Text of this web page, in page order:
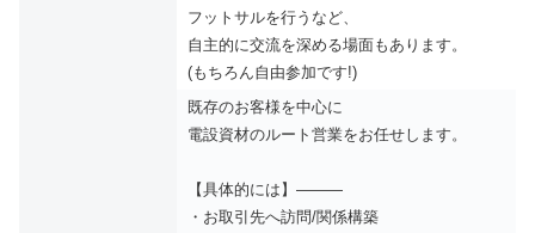
フットサルを行うなど、
自主的に交流を深める場面もあります。
(もちろん自由参加です!)
既存のお客様を中心に
電設資材のルート営業をお任せします。
【具体的には】———
・お取引先へ訪問/関係構築